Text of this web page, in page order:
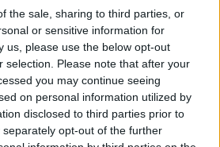
the sale, sharing to third parties, or
or sensitive information for
us, please use the below opt-out
selection. Please note that after your
you may continue seeing
on personal information utilized by
disclosed to third parties prior to
opt-out of the further